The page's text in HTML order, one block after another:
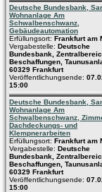
Deutsche Bundesbank,
Wohnanlage Am
Schwalbenschwanz,
Gebäudeautomation
Erfüllungsort: Frankfurt am
Vergabestelle: Deutsche
Bundesbank,
Beschaffungen,
60329 Frankfurt
Veröffentlichungsende:
15:00
Deutsche Bundesbank,
Wohnanlage Am
Schwalbenschwanz,
Dachdeckungs- und
Klempnerarbeiten
Erfüllungsort: Frankfurt am
Vergabestelle: Deutsche
Bundesbank,
Beschaffungen,
60329 Frankfurt
Veröffentlichungsende:
15:00